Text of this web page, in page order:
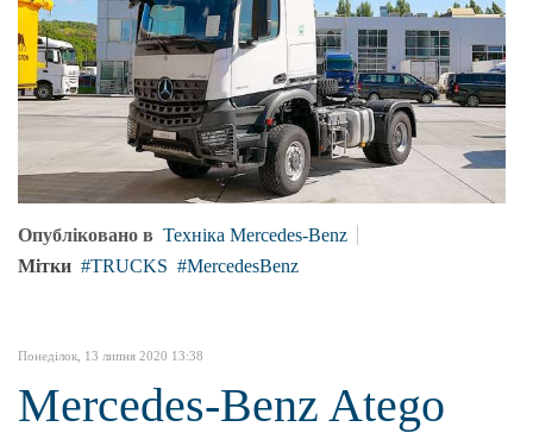
Опубліковано в Техніка Mercedes-Benz
Мітки
TRUCKS MercedesBenz
Понеділок, 13 липня 2020 13:38
Mercedes-Benz Atego